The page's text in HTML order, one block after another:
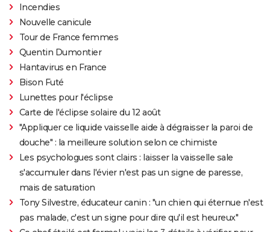
Incendies
Nouvelle canicule
Tour de France femmes
Quentin Dumontier
Hantavirus en France
Bison Futé
Lunettes pour l'éclipse
Carte de l'éclipse solaire du 12 août
"Appliquer ce liquide vaisselle aide à dégraisser la paroi de
douche" : la meilleure solution selon ce chimiste
Les psychologues sont clairs : laisser la vaisselle sale
s'accumuler dans l'évier n'est pas un signe de paresse,
mais de saturation
Tony Silvestre, éducateur canin : "un chien qui éternue n'est
pas malade, c'est un signe pour dire qu'il est heureux"